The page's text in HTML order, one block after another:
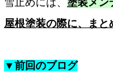
雪止めには、 塗装メン
屋根塗装の際に、まと
▼前回のブログ